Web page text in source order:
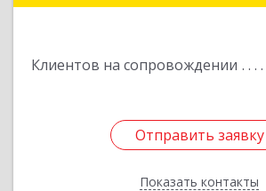
Клиентов на сопровождении
Отправить заявку
Показать контакты
Отправить заявку
Назад